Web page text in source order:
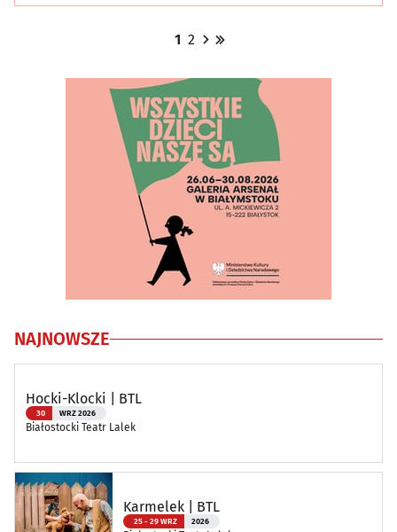
1 2
NAJNOWSZE
Hocki-Klocki | BTL
30 WRZ 2026
Białostocki Teatr Lalek
Karmelek | BTL
25 - 29 WRZ 2026